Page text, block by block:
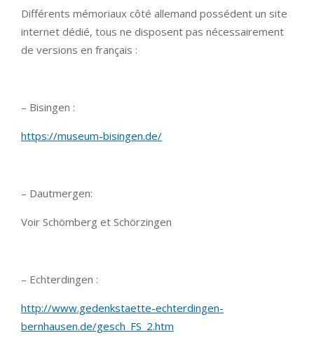
Différents mémoriaux côté allemand possédent un site
internet dédié, tous ne disposent pas nécessairement
de versions en français :
– Bisingen :
https://museum-bisingen.de/
– Dautmergen:
Voir Schömberg et Schörzingen
– Echterdingen :
http://www.gedenkstaette-echterdingen-
bernhausen.de/gesch_FS_2.htm